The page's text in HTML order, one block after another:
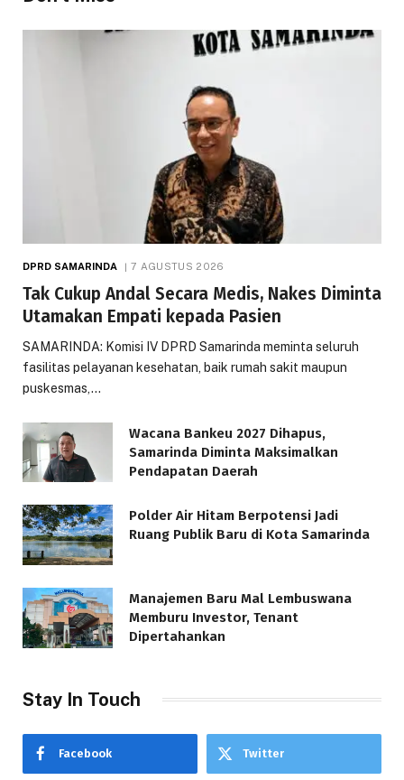
DPRD SAMARINDA 7 AGUSTUS 2026
Tak Cukup Andal Secara Medis, Nakes Diminta
Utamakan Empati kepada Pasien
SAMARINDA: Komisi IV DPRD Samarinda meminta seluruh
fasilitas pelayanan kesehatan, baik rumah sakit maupun
puskesmas,…
Wacana Bankeu 2027 Dihapus,
Samarinda Diminta Maksimalkan
Pendapatan Daerah
Polder Air Hitam Berpotensi Jadi
Ruang Publik Baru di Kota Samarinda
Manajemen Baru Mal Lembuswana
Memburu Investor, Tenant
Dipertahankan
Stay In Touch
Facebook Twitter